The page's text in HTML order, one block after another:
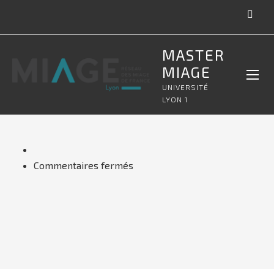
MASTER
MIAGE
UNIVERSITÉ
LYON 1
Commentaires fermés